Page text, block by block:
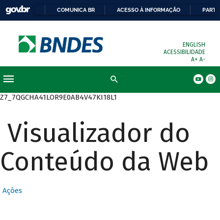
COMUNICA BR ACESSO À INFORMAÇÃO
ENGLISH
ACESSIBILIDADE
A+ A-
Z7_7QGCHA41LOR9E0AB4V47KI18L1
Visualizador do
Conteúdo da Web
Ações